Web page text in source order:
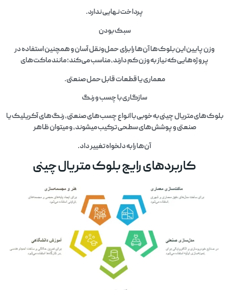
پرداخت نهایی ندارد.
سبک بودن
وزن پایین این بلوک‌ها آن‌ها را برای حمل‌ونقل آسان و همچنین استفاده در
پروژه‌هایی که نیاز به وزن کم دارند، مناسب می‌کند؛ مانند ماکت‌های
معماری یا قطعات قابل‌حمل صنعتی.
سازگاری با چسب و رنگ
بلوک‌های متریال چینی به‌خوبی با انواع چسب‌های صنعتی، رنگ‌های آکریلیک یا
صنعتی و پوشش‌های سطحی ترکیب میشوند، و میتوان ظاهر
آن‌ها را به دلخواه تغییر داد.
کاربردهای رایج بلوک متریال چینی